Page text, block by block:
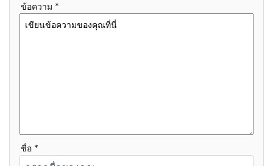
ข้อความ *
ชื่อ *